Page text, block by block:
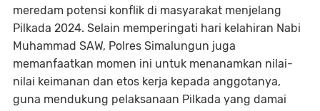
meredam potensi konflik di masyarakat menjelang
Pilkada 2024. Selain memperingati hari kelahiran Nabi
Muhammad SAW, Polres Simalungun juga
memanfaatkan momen ini untuk menanamkan nilai-
nilai keimanan dan etos kerja kepada anggotanya,
guna mendukung pelaksanaan Pilkada yang damai